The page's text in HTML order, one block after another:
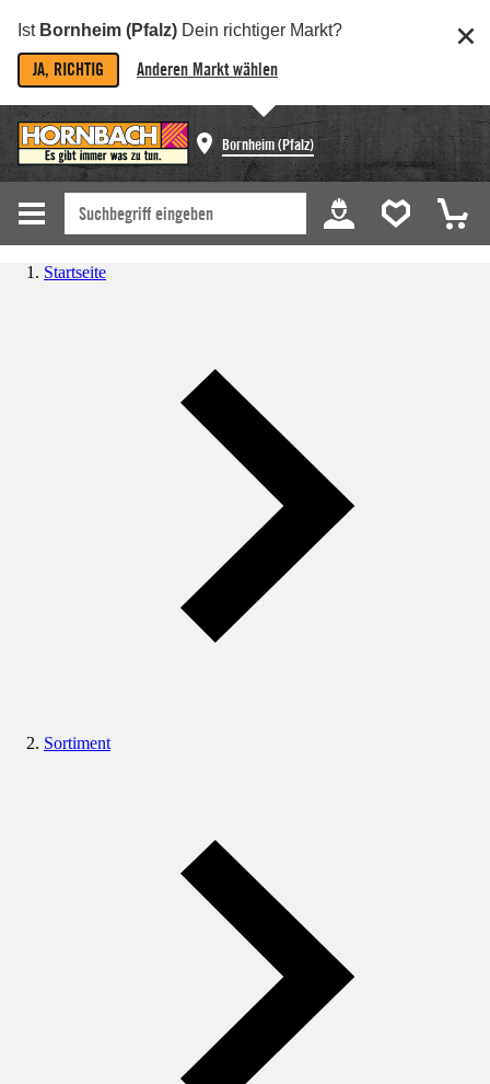
Ist Bornheim (Pfalz) Dein richtiger Markt?
JA, RICHTIG Anderen Markt wählen
Bornheim (Pfalz)
Startseite
Sortiment